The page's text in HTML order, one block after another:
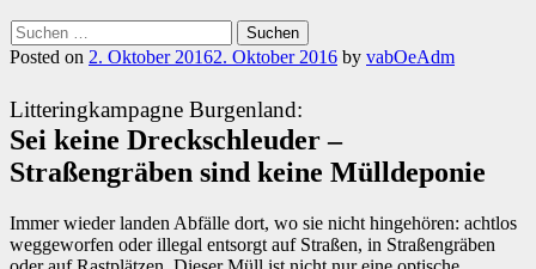
Suchen
nach:
Posted on 2. Oktober 20162. Oktober 2016 by vabOeAdm
Litteringkampagne Burgenland:
Sei keine Dreckschleuder –
Straßengräben sind keine Mülldeponie
Immer wieder landen Abfälle dort, wo sie nicht hingehören: achtlos
weggeworfen oder illegal entsorgt auf Straßen, in Straßengräben